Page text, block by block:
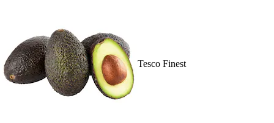
Tesco Finest